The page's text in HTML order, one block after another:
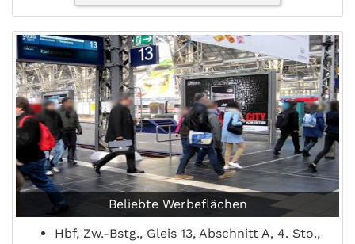
Beliebte Werbeflächen
Hbf, Zw.-Bstg., Gleis 13, Abschnitt A, 4. Sto.,